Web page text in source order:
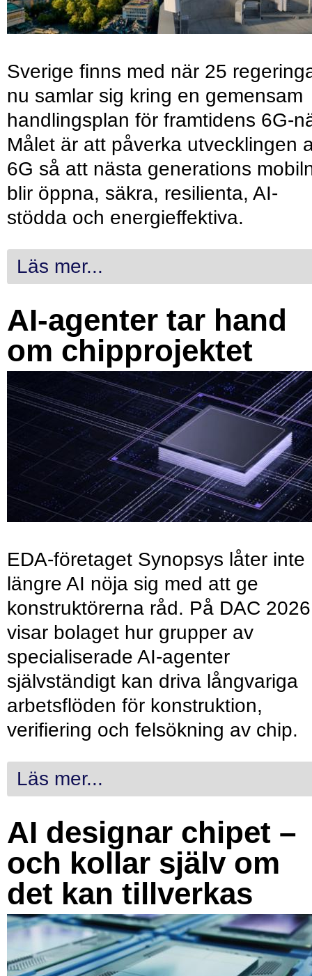
Sverige finns med när 25
nu samlar sig kring en gemensam
handlingsplan för framtidens 6G-
Målet är att påverka utvecklingen
6G så att nästa generations
blir öppna, säkra, resilienta, AI-
stödda och energieffektiva.
Läs mer...
AI-agenter tar hand
om chipprojektet
EDA-företaget Synopsys låter inte
längre AI nöja sig med att ge
konstruktörerna råd. På DAC 2026
visar bolaget hur grupper av
specialiserade AI-agenter
självständigt kan driva långvariga
arbetsflöden för konstruktion,
verifiering och felsökning av chip.
Läs mer...
AI designar chipet –
och kollar själv om
det kan tillverkas